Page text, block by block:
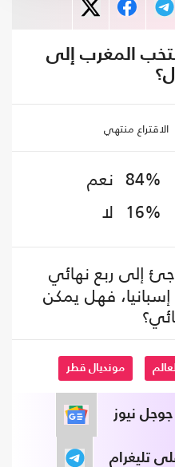
المغرب إلى
الاقتراع منتهي
84% نعم
16% لا
إلى ربع نهائي
فهل يمكن
مونديال قطر
جوجل نيوز
تليغرام